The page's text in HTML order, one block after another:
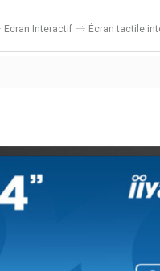
Ecran Interactif Écran tactile